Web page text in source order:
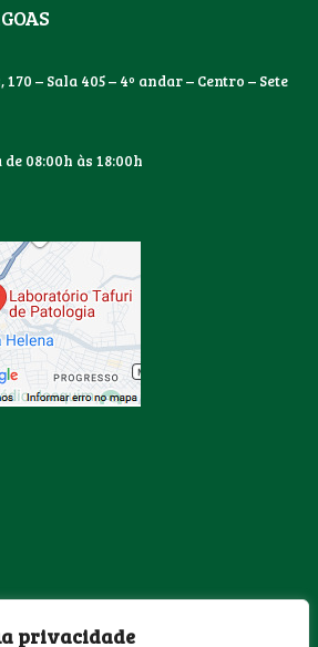
privacidade
– Sala 405 – 4º andar – Centro – Sete
08:00h às 18:00h